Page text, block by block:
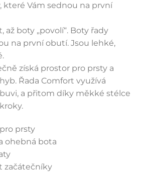
které Vám sednou na první
až boty „povolí“. Boty řady
na první obutí. Jsou lehké,
získá prostor pro prsty a
Řada Comfort využívá
a přitom díky měkké stélce
prsty
ohebná bota
začátečníky